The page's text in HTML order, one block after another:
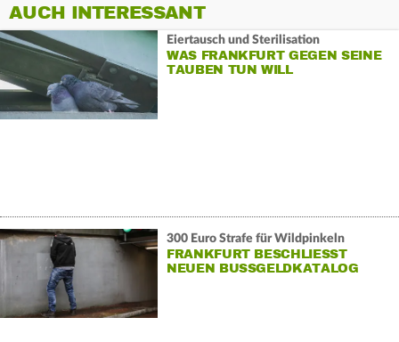
AUCH INTERESSANT
Eiertausch und Sterilisation
WAS FRANKFURT GEGEN SEINE
TAUBEN TUN WILL
300 Euro Strafe für Wildpinkeln
FRANKFURT BESCHLIESST N
EUEN BUSSGELDKATALOG